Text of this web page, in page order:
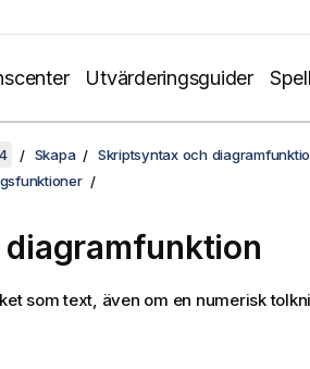
Utvärderingsguider
Skapa
Skriptsyntax och
som text, även om en numerisk